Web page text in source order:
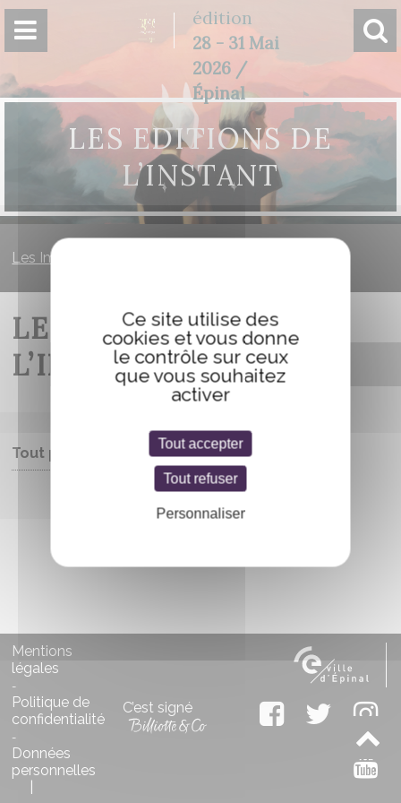
édition
28 - 31 Mai
2026 /
Épinal
LES EDITIONS DE
L’INSTANT
Les Imaginales
LES EDITIONS DE
L’INSTANT
Tout public
Entrée libre
Mentions
légales
-
Politique de
confidentialité
-
Données
personnelles
C’est signé
Panneau de gestion des cookies
Ce site utilise des
cookies et vous donne
le contrôle sur ceux
que vous souhaitez
activer
Tout accepter
Tout refuser
Personnaliser